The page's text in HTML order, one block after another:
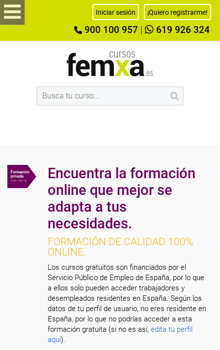
Iniciar sesión ¡Quiero registrarme!
900 100 957 619 926 324
Encuentra la formación
online que mejor se
adapta a tus
necesidades.
FORMACIÓN DE CALIDAD 100%
ONLINE.
Los cursos gratuitos son financiados por el
Servicio Público de Empleo de España, por lo que
a ellos solo pueden acceder trabajadores y
desempleados residentes en España. Según los
datos de tu perfil de usuario, no eres residente en
España, por lo que no podrías acceder a esta
formación gratuita (si no es así,edita tu perfil
aquí).